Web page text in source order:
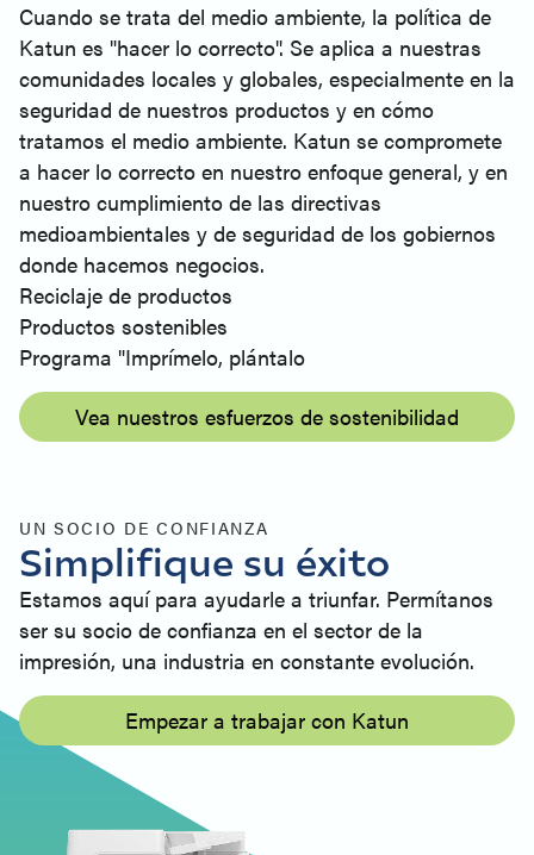
Cuando se trata del medio ambiente, la política de
Katun es "hacer lo correcto". Se aplica a nuestras
comunidades locales y globales, especialmente en la
seguridad de nuestros productos y en cómo
tratamos el medio ambiente. Katun se compromete
a hacer lo correcto en nuestro enfoque general, y en
nuestro cumplimiento de las directivas
medioambientales y de seguridad de los gobiernos
donde hacemos negocios.
Reciclaje de productos
Productos sostenibles
Programa "Imprímelo, plántalo
Vea nuestros esfuerzos de sostenibilidad
UN SOCIO DE CONFIANZA
Simplifique su éxito
Estamos aquí para ayudarle a triunfar. Permítanos
ser su socio de confianza en el sector de la
impresión, una industria en constante evolución.
Empezar a trabajar con Katun